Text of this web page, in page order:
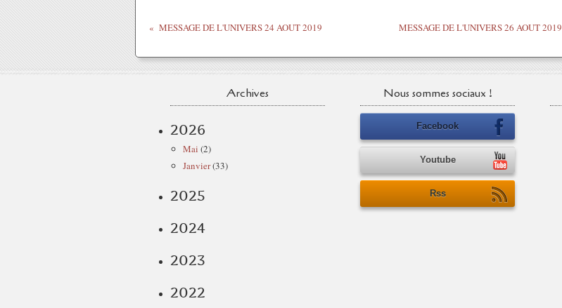
MESSAGE DE L'UNIVERS 24 AOUT 2019 MESSAGE DE L'UNIVERS 26 AOUT 2019
Archives
2026
Mai (2)
Janvier(33)
2025
2024
2023
2022
Nous sommes sociaux !
Facebook
Youtube
Rss